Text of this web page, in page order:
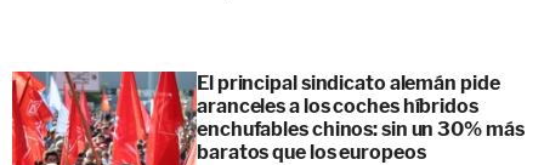
El principal sindicato alemán pide
aranceles a los coches híbridos
enchufables chinos: sin un 30% más
baratos que los europeos